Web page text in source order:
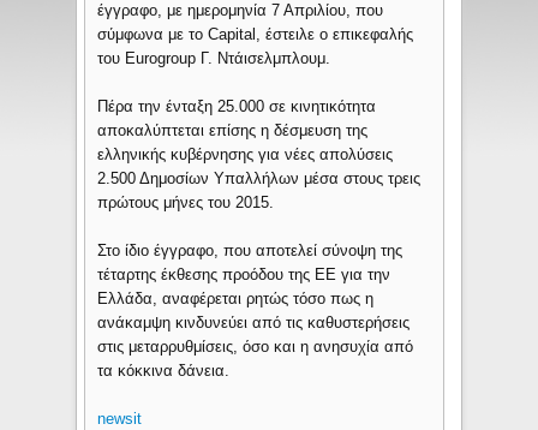
έγγραφο, με ημερομηνία 7 Απριλίου, που
σύμφωνα με το Capital, έστειλε ο επικεφαλής
του Eurogroup Γ. Ντάισελμπλουμ.
Πέρα την ένταξη 25.000 σε κινητικότητα
αποκαλύπτεται επίσης η δέσμευση της
ελληνικής κυβέρνησης για νέες απολύσεις
2.500 Δημοσίων Υπαλλήλων μέσα στους τρεις
πρώτους μήνες του 2015.
Στο ίδιο έγγραφο, που αποτελεί σύνοψη της
τέταρτης έκθεσης προόδου της ΕΕ για την
Ελλάδα, αναφέρεται ρητώς τόσο πως η
ανάκαμψη κινδυνεύει από τις καθυστερήσεις
στις μεταρρυθμίσεις, όσο και η ανησυχία από
τα κόκκινα δάνεια.
newsit